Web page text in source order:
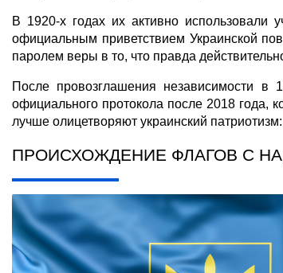
В 1920-х годах их активно использовали
официальным приветствием Украинской
паролем веры в то, что правда
После провозглашения независимости в
официального протокола после 2018 года,
лучше олицетворяют украинский патриотизм
ПРОИСХОЖДЕНИЕ ФЛАГОВ С